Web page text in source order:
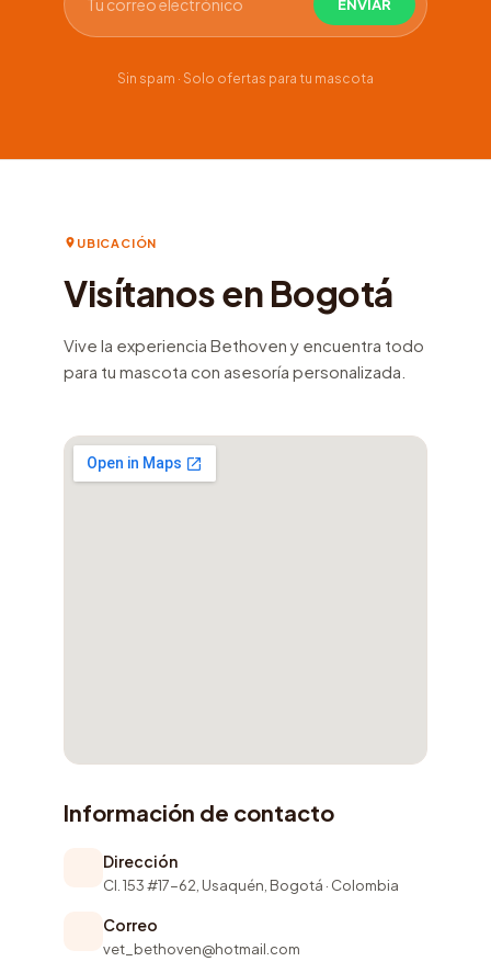
Sin spam · Solo ofertas para tu mascota
UBICACIÓN
Visítanos en Bogotá
Vive la experiencia Bethoven y encuentra todo
para tu mascota con asesoría personalizada.
Información de contacto
Dirección
Cl. 153 #17-62, Usaquén, Bogotá · Colombia
Correo
vet_bethoven@hotmail.com